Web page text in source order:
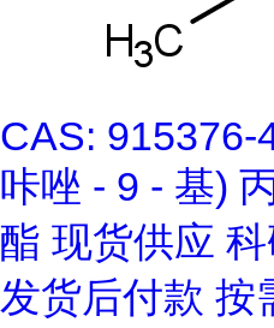
CAS: 915376-
咔唑 - 9 - 基)
酯 现货供应
发货后付款 按